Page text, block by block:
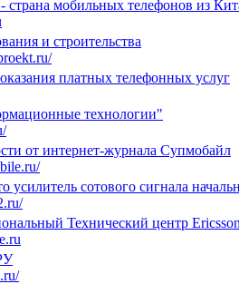
мобильных телефонов из
и строительства
платных телефонных услуг
технологии"
от интернет-журнала Супмобайл
усилитель сотового сигнала
Технический центр